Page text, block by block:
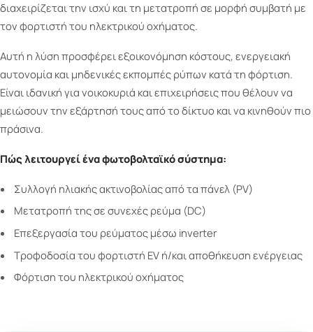
διαχειρίζεται την ισχύ και τη μετατροπή σε μορφή συμβατή με
τον φορτιστή του ηλεκτρικού οχήματος.
Αυτή η λύση προσφέρει εξοικονόμηση κόστους, ενεργειακή
αυτονομία και μηδενικές εκπομπές ρύπων κατά τη φόρτιση.
Είναι ιδανική για νοικοκυριά και επιχειρήσεις που θέλουν να
μειώσουν την εξάρτησή τους από το δίκτυο και να κινηθούν πιο
πράσινα.
Πώς λειτουργεί ένα φωτοβολταϊκό σύστημα:
Συλλογή ηλιακής ακτινοβολίας από τα πάνελ (PV)
Μετατροπή της σε συνεχές ρεύμα (DC)
Επεξεργασία του ρεύματος μέσω inverter
Τροφοδοσία του φορτιστή EV ή/και αποθήκευση ενέργειας
Φόρτιση του ηλεκτρικού οχήματος